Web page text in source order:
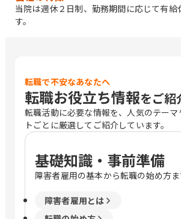
当院は週休２日制、勤務期間に応じて有給
す。
転職で不安なあなたへ
転職お役立ち情報をご紹
転職活動に必要な情報を、人気のテー
トごとに厳選してご紹介しています。
基礎知識・事前準備
障害者雇用の基本から転職の始め方ま
障害者雇用とは